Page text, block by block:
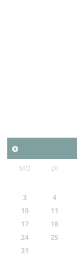
MO DI
3
4
10
11
17
18
24
25
31